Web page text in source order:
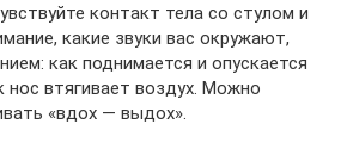
контакт тела со стулом и
какие звуки вас окружают,
как поднимается и опускается
нос втягивает воздух. Можно
«вдох — выдох».